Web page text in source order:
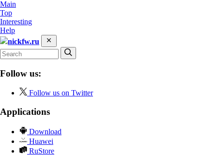
Main
Top
Interesting
Help
nickfw.ru
Follow us:
Follow us on Twitter
Applications
Download
Huawei
RuStore